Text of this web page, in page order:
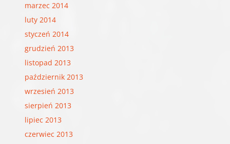
marzec 2014
luty 2014
styczeń 2014
grudzień 2013
listopad 2013
październik 2013
wrzesień 2013
sierpień 2013
lipiec 2013
czerwiec 2013